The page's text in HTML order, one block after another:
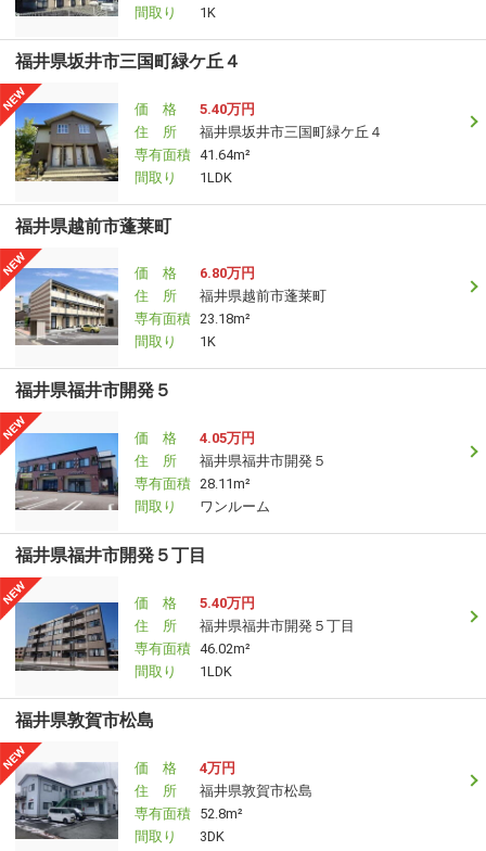
間取り 1K
福井県坂井市三国町緑ケ丘４
価 格
5.40万円
住 所
福井県坂井市三国町緑ケ丘４
専有面積 41.64m²
間取り
1LDK
福井県越前市蓬莱町
価 格
6.80万円
住 所
福井県越前市蓬莱町
専有面積 23.18m²
間取り
1K
福井県福井市開発５
価 格
4.05万円
住 所
福井県福井市開発５
専有面積 28.11m²
間取り
ワンルーム
福井県福井市開発５丁目
価 格
5.40万円
住 所
福井県福井市開発５丁目
専有面積 46.02m²
間取り
1LDK
福井県敦賀市松島
価 格
4万円
住 所
福井県敦賀市松島
専有面積 52.8m²
間取り
3DK